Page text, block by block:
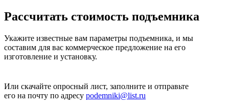
Рассчитать стоимость подъемника
Укажите известные вам параметры подъемника, и мы
составим для вас коммерческое предложение на его
изготовление и установку.
Или скачайте опросный лист, заполните и отправьте
его на почту по адресу podemniki@list.ru